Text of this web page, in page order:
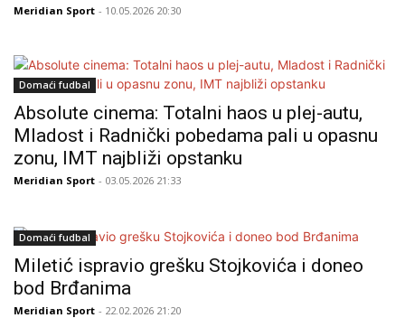
Meridian Sport - 10.05.2026 20:30
Domaći fudbal
Absolute cinema: Totalni haos u plej-autu,
Mladost i Radnički pobedama pali u opasnu
zonu, IMT najbliži opstanku
Meridian Sport - 03.05.2026 21:33
Domaći fudbal
Miletić ispravio grešku Stojkovića i doneo
bod Brđanima
Meridian Sport - 22.02.2026 21:20